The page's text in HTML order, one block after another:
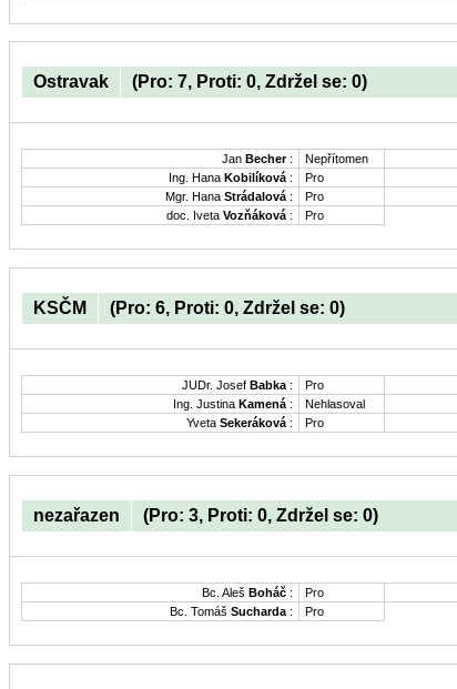
Ostravak (Pro: 7, Proti: 0, Zdržel se: 0)
Jan Becher: Nepřítomen
Ing. Hana Kobilíková : Pro
Mgr. Hana Strádalová : Pro
doc. Iveta Vozňáková : Pro
KSČM (Pro: 6, Proti: 0, Zdržel se: 0)
JUDr. Josef Babka : Pro
Ing. Justina Kamená : Nehlasoval
Yveta Sekeráková : Pro
nezařazen (Pro: 3, Proti: 0, Zdržel se: 0)
Bc. Aleš Boháč : Pro
Bc. Tomáš Sucharda : Pro